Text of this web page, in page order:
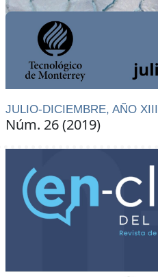
JULIO-DICIEMBRE, AÑO XIII
Núm. 26 (2019)